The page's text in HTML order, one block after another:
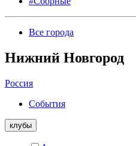
Все города
Нижний Новгород
Россия
События
клубы